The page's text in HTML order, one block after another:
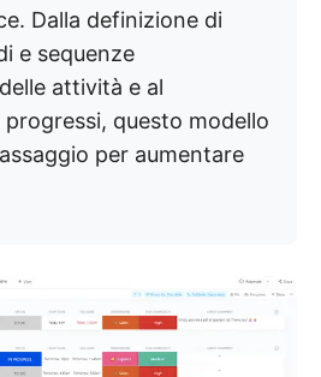
Dalla definizione di
e sequenze
attività e al
questo modello
per aumentare